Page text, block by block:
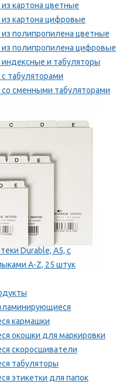
картона цветные
картона цифровые
полипропилена цветные
полипропилена цифровые
и табуляторы
табуляторами
сменными табуляторами
Durable, A5, с
A-Z, 25 штук
кармашки
окошки для маркировки
скоросшиватели
табуляторы
этикетки для папок